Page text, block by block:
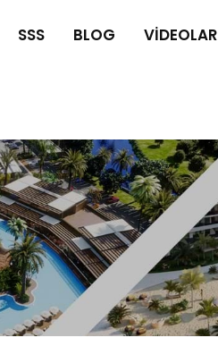
SSS BLOG VIDEOLAR